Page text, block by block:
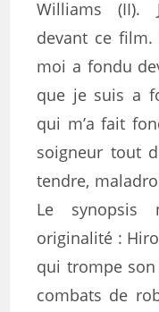
Williams (II).
devant ce film.
moi a fondu
que je suis a
qui m’a fait
soigneur tout
tendre,
Le
originalité :
qui trompe
combats de